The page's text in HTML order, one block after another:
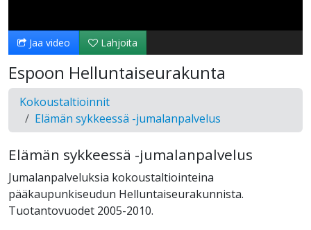
Jaa video Lahjoita
Espoon Helluntaiseurakunta
Kokoustaltioinnit
Elämän sykkeessä -jumalanpalvelus
Elämän sykkeessä -jumalanpalvelus
Jumalanpalveluksia kokoustaltiointeina
pääkaupunkiseudun Helluntaiseurakunnista.
Tuotantovuodet 2005-2010.